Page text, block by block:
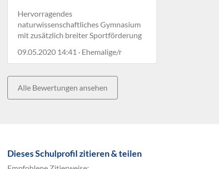
Hervorragendes
naturwissenschaftliches Gymnasium
mit zusätzlich breiter Sportförderung
09.05.2020 14:41 · Ehemalige/r
Alle Bewertungen ansehen
Dieses Schulprofil zitieren & teilen